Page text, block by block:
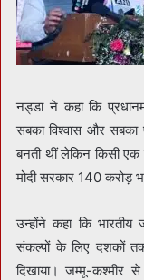
नड्डा ने कहा कि
सबका विश्वास और
बनती थीं लेकिन किसी एक
मोदी सरकार 140 करोड़
उन्होंने कहा कि भारतीय
संकल्पों के लिए दशकों तक
दिखाया। जम्मू-कश्मीर से